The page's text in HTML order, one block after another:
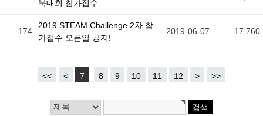
북대회 참가접수
174
2019 STEAM Challenge 2차 참
가접수 오픈일 공지!
2019-06-07 17,760
<< < 7 8 9 10 11 12 > >>